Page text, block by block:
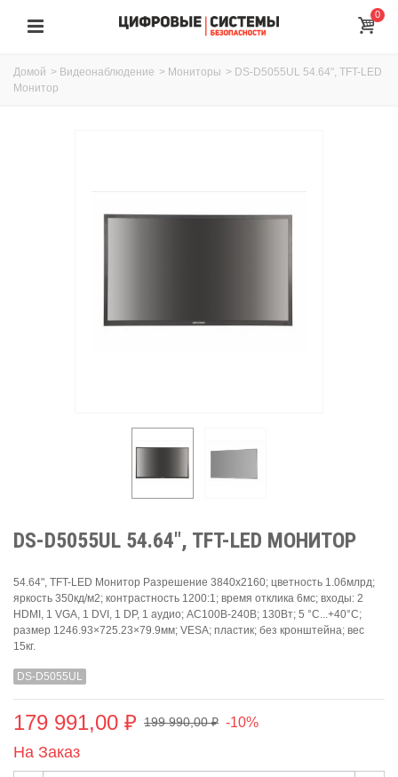
0
Домой > Видеонаблюдение > Мониторы > DS-D5055UL 54.64", TFT-LED
Монитор
DS-D5055UL 54.64", TFT-LED МОНИТОР
54.64", TFT-LED Монитор Разрешение 3840х2160; цветность 1.06млрд;
яркость 350кд/м2; контрастность 1200:1; время отклика 6мс; входы: 2
HDMI, 1 VGA, 1 DVI, 1 DP, 1 аудио; AC100В-240В; 130Вт; 5 °C...+40°C;
размер 1246.93×725.23×79.9мм; VESA; пластик; без кронштейна; вес
15кг.
DS-D5055UL
179 991,00 ₽ 199 990,00 ₽ -10%
На Заказ